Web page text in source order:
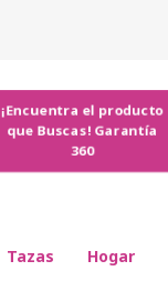
¡Encuentra el producto
que Buscas! Garantía
360
Tazas Hogar